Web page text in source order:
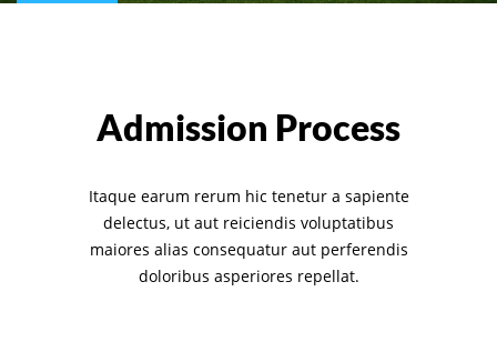
Admission Process
Itaque earum rerum hic tenetur a sapiente
delectus, ut aut reiciendis voluptatibus
maiores alias consequatur aut perferendis
doloribus asperiores repellat.